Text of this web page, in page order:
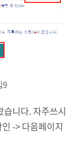
9
습니다. 자주쓰시
-> 다음페이지